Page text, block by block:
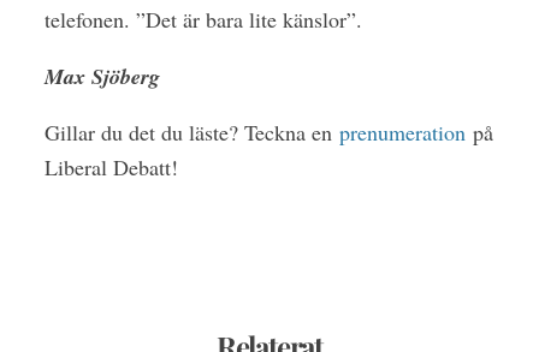
telefonen. ”Det är bara lite känslor”.
Max Sjöberg
Gillar du det du läste? Teckna en prenumeration på
Liberal Debatt!